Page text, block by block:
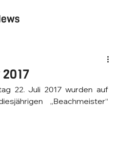
22. Juli 2017 wurden auf
„Beachmeister“